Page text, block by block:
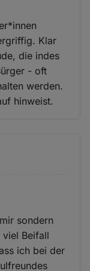
Klar
die indes
- oft
werden.
hinweist.
sondern
Beifall
ich bei der